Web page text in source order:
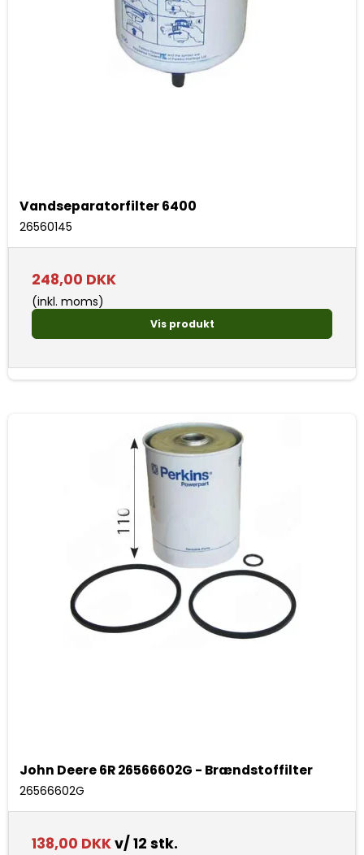
Vandseparatorfilter 6400
26560145
248,00 DKK
(inkl. moms)
Vis produkt
John Deere 6R 26566602G - Brændstoffilter
26566602G
138,00 DKKv/ 12 stk.